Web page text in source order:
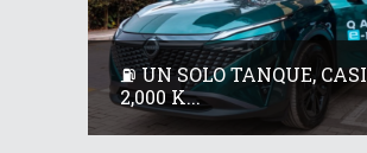
⛽ UN SOLO TANQUE, CASI
2,000 K...